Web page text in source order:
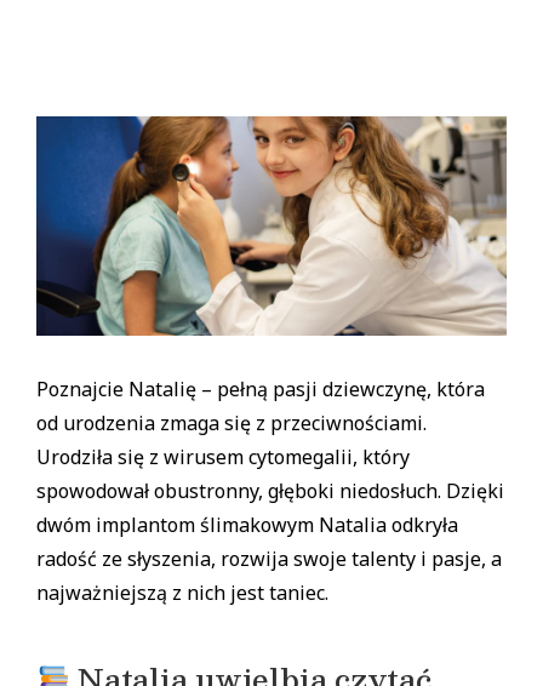
Poznajcie Natalię – pełną pasji dziewczynę, która
od urodzenia zmaga się z przeciwnościami.
Urodziła się z wirusem cytomegalii, który
spowodował obustronny, głęboki niedosłuch. Dzięki
dwóm implantom ślimakowym Natalia odkryła
radość ze słyszenia, rozwija swoje talenty i pasje, a
najważniejszą z nich jest taniec.